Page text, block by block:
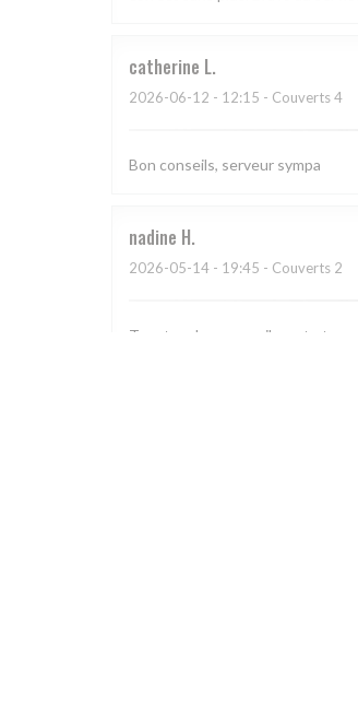
catherine L
2026-06-12 - 12:15 - Couverts 4
Bon conseils, serveur sympa
nadine H
2026-05-14 - 19:45 - Couverts 2
Tres tres bon accueil , resto tres